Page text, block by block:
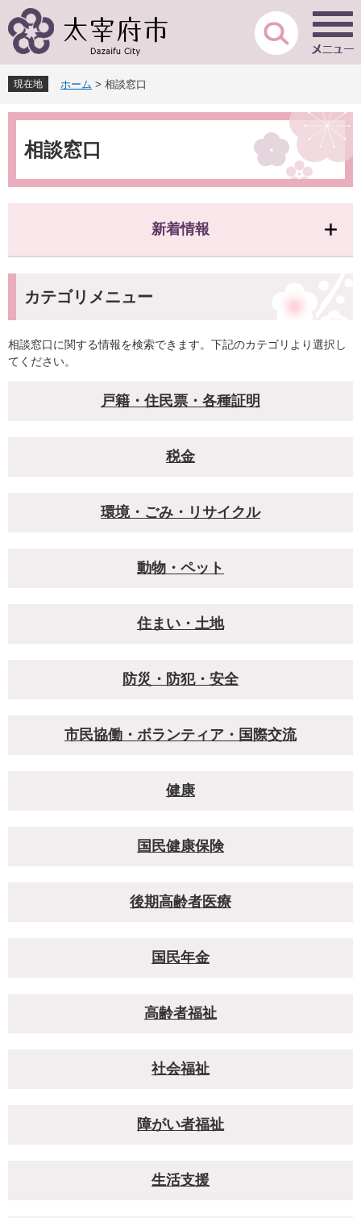
ー
先
頭
で
ニ
を
飛
ば
現在地 ホーム > 相談窓口
本
相談窓口
新着情報
カテゴリメニュー
相談窓口に関する情報を検索できます。下記のカテゴリより選択し
てください。
戸籍・住民票・各種証明
税金
環境・ごみ・リサイクル
動物・ペット
住まい・土地
防災・防犯・安全
市民協働・ボランティア・国際交流
健康
国民健康保険
後期高齢者医療
国民年金
高齢者福祉
社会福祉
障がい者福祉
生活支援